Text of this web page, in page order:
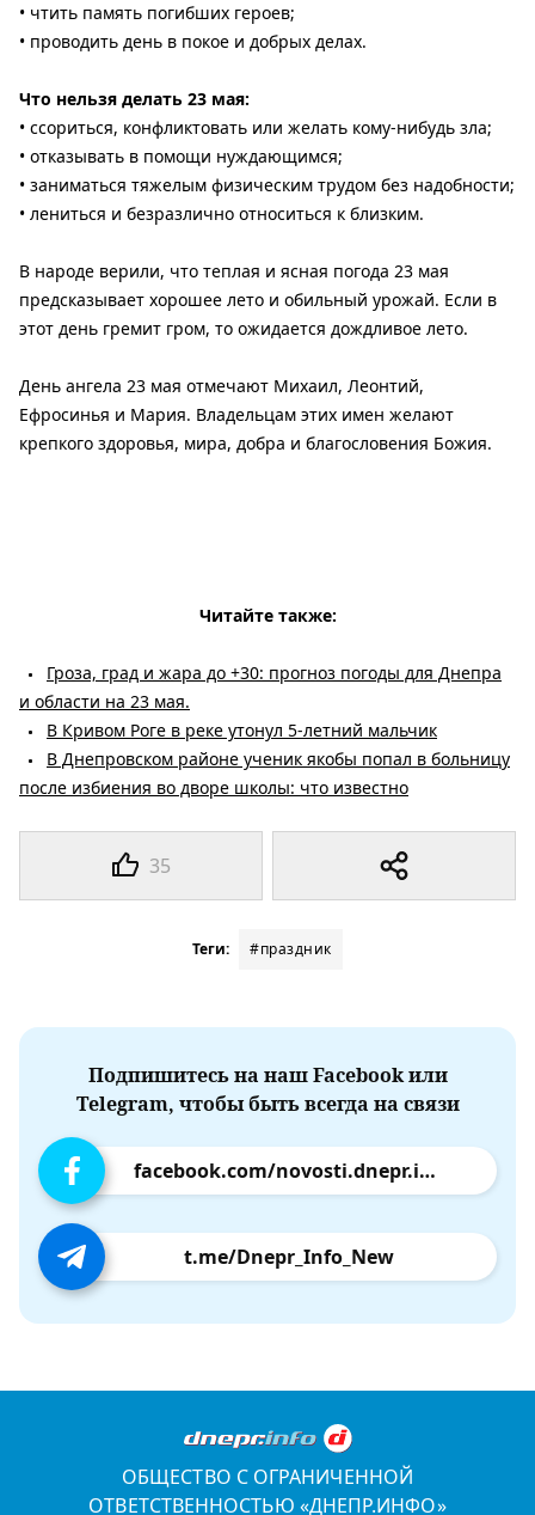
35
• чтить память погибших героев;
• проводить день в покое и добрых делах.
Что нельзя делать 23 мая:
• ссориться, конфликтовать или желать кому-нибудь зла;
• отказывать в помощи нуждающимся;
• заниматься тяжелым физическим трудом без надобности;
• лениться и безразлично относиться к близким.
В народе верили, что теплая и ясная погода 23 мая
предсказывает хорошее лето и обильный урожай. Если в
этот день гремит гром, то ожидается дождливое лето.
День ангела 23 мая отмечают Михаил, Леонтий,
Ефросинья и Мария. Владельцам этих имен желают
крепкого здоровья, мира, добра и благословения Божия.
Читайте также:
Гроза, град и жара до +30: прогноз погоды для Днепра
и области на 23 мая.
В Кривом Роге в реке утонул 5-летний мальчик
В Днепровском районе ученик якобы попал в больницу
после избиения во дворе школы: что известно
Теги: #праздник
Подпишитесь на наш Facebook или
Telegram, чтобы быть всегда на связи
facebook.com/novosti.dnepr.info
t.me/Dnepr_Info_New
ОБЩЕСТВО С ОГРАНИЧЕННОЙ
ОТВЕТСТВЕННОСТЬЮ «ДНЕПР.ИНФО»